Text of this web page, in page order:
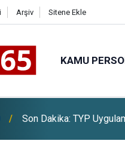
Arşiv Sitene Ekle
KAMU
Son Dakika: TYP